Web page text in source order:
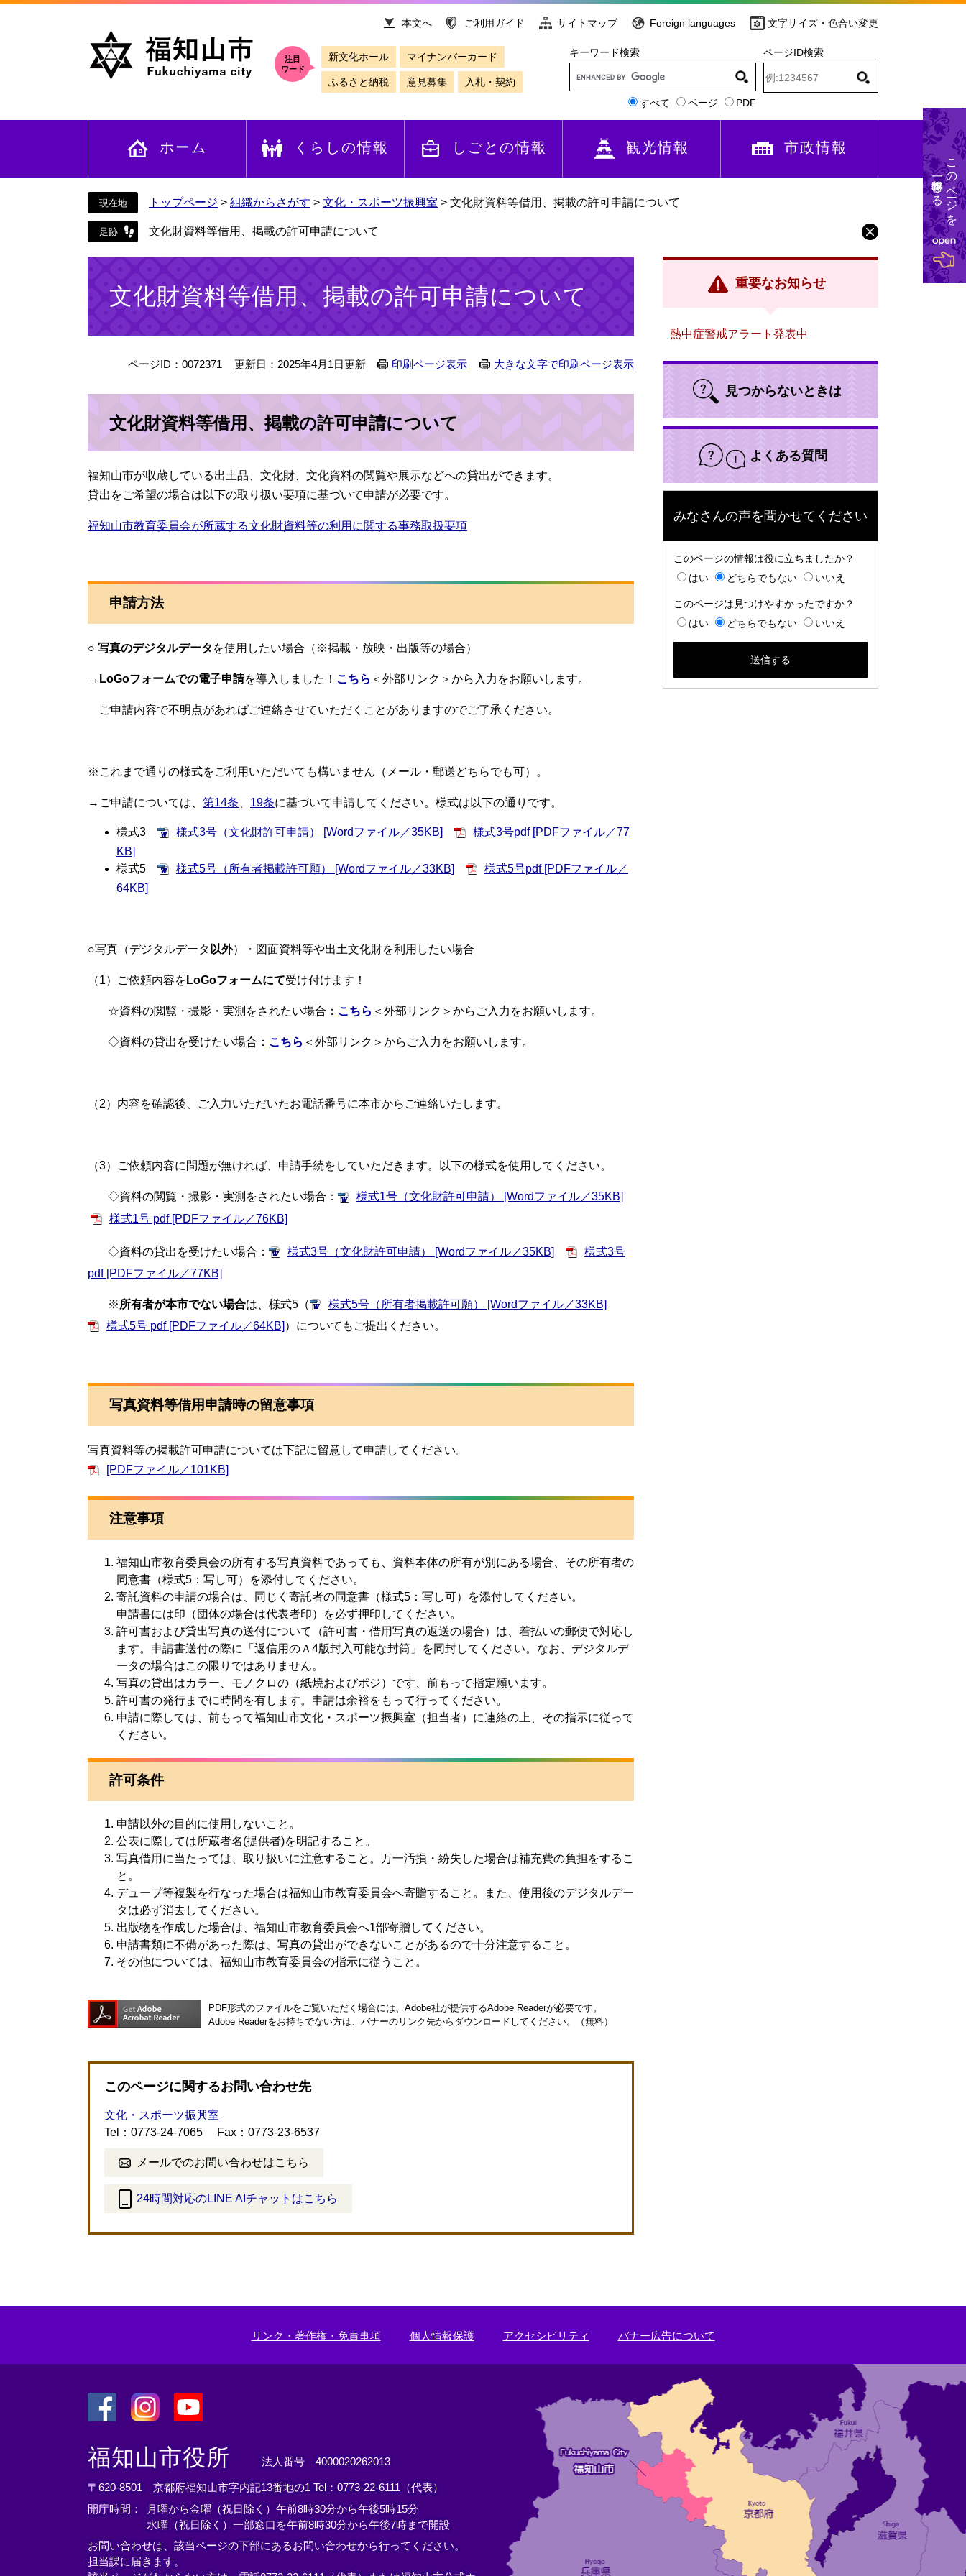
文
本文へ ご利用ガイド サイトマップ Foreign languages 文字サイズ・色合い変更
注目
ワード
新文化ホール マイナンバーカード
ふるさと納税 意見募集 入札・契約
キーワード検索
すべて ページ PDF
ページID検索
ホーム くらしの情報 しごとの情報 観光情報 市政情報
トップページ > 組織からさがす > 文化・スポーツ振興室 > 文化財資料等借用、掲載の許可申請について
文化財資料等借用、掲載の許可申請について
文化財資料等借用、掲載の許可申請について
ページID：0072371 更新日：2025年4月1日更新 印刷ページ表示 大きな文字で印刷ページ表示
文化財資料等借用、掲載の許可申請について
福知山市が収蔵している出土品、文化財、文化資料の閲覧や展示などへの貸出ができます。
貸出をご希望の場合は以下の取り扱い要項に基づいて申請が必要です。
福知山市教育委員会が所蔵する文化財資料等の利用に関する事務取扱要項
申請方法
○ 写真のデジタルデータ を使用したい場合（※掲載・放映・出版等の場合）
→ LoGoフォームでの電子申請を導入しました！ こちら ＜外部リンク＞ から入力をお願いします。
ご申請内容で不明点があればご連絡させていただくことがありますのでご了承ください。
※これまで通りの様式をご利用いただいても構いません（メール・郵送どちらでも可）。
→ご申請については、 第14条 19条に基づいて申請してください。様式は以下の通りです。
様式3 様式3号（文化財許可申請） [Wordファイル／35KB]
様式3号pdf [PDFファイル／77
KB]
様式5
様式5号（所有者掲載許可願） [Wordファイル／33KB]
様式5号pdf [PDFファイル／
64KB]
○写真（デジタルデータ 以外）・図面資料等や出土文化財を利用したい場合
（1）ご依頼内容を LoGoフォームにて受け付けます！
☆資料の閲覧・撮影・実測をされたい場合： こちら ＜外部リンク＞ からご入力をお願いします。
◇資料の貸出を受けたい場合： こちら ＜外部リンク＞ からご入力をお願いします。
（2）内容を確認後、ご入力いただいたお電話番号に本市からご連絡いたします。
（3）ご依頼内容に問題が無ければ、申請手続をしていただきます。以下の様式を使用してください。
◇資料の閲覧・撮影・実測をされたい場合：
様式1号（文化財許可申請） [Wordファイル／35KB]
様式1号 pdf [PDFファイル／76KB]
◇資料の貸出を受けたい場合： 様式3号（文化財許可申請） [Wordファイル／35KB]
様式3号
pdf [PDFファイル／77KB]
※所有者が本市でない場合は、様式5（
様式5号（所有者掲載許可願） [Wordファイル／33KB]
様式5号 pdf [PDFファイル／64KB] ）についてもご提出ください。
写真資料等借用申請時の留意事項
写真資料等の掲載許可申請については下記に留意して申請してください。
[PDFファイル／101KB]
注意事項
福知山市教育委員会の所有する写真資料であっても、資料本体の所有が別にある場合、その所有者の
同意書（様式5：写し可）を添付してください。
寄託資料の申請の場合は、同じく寄託者の同意書（様式5：写し可）を添付してください。
申請書には印（団体の場合は代表者印）を必ず押印してください。
許可書および貸出写真の送付について（許可書・借用写真の返送の場合）は、着払いの郵便で対応し
ます。申請書送付の際に「返信用のＡ4版封入可能な封筒」を同封してください。なお、デジタルデ
ータの場合はこの限りではありません。
写真の貸出はカラー、モノクロの（紙焼およびポジ）です、前もって指定願います。
許可書の発行までに時間を有します。申請は余裕をもって行ってください。
申請に際しては、前もって福知山市文化・スポーツ振興室（担当者）に連絡の上、その指示に従って
ください。
許可条件
申請以外の目的に使用しないこと。
公表に際しては所蔵者名(提供者)を明記すること。
写真借用に当たっては、取り扱いに注意すること。万一汚損・紛失した場合は補充費の負担をするこ
と。
デュープ等複製を行なった場合は福知山市教育委員会へ寄贈すること。また、使用後のデジタルデー
タは必ず消去してください。
出版物を作成した場合は、福知山市教育委員会へ1部寄贈してください。
申請書類に不備があった際は、写真の貸出ができないことがあるので十分注意すること。
その他については、福知山市教育委員会の指示に従うこと。
PDF形式のファイルをご覧いただく場合には、Adobe社が提供するAdobe Readerが必要です。
Adobe Readerをお持ちでない方は、バナーのリンク先からダウンロードしてください。（無料）
このページに関するお問い合わせ先
文化・スポーツ振興室
Tel：0773-24-7065
Fax：0773-23-6537
メールでのお問い合わせはこちら
24時間対応のLINE AIチャットはこちら
外
ク
重要なお知らせ
熱中症警戒アラート発表中
見つからないときは
よくある質問
みなさんの声を聞かせてください
このページの情報は役に立ちましたか？
はい
どちらでもない いいえ
このページは見つけやすかったですか？
はい
どちらでもない いいえ
リンク・著作権・免責事項 個人情報保護 アクセシビリティ バナー広告について
外
部
リ
ン
ク
外
部
リ
ン
ク
外
部
リ
ン
ク
＞
福知山市役所 法人番号 4000020262013
〒620-8501 京都府福知山市字内記13番地の1 Tel：0773-22-6111（代表）
開庁時間： 月曜から金曜（祝日除く）午前8時30分から午後5時15分
水曜（祝日除く）一部窓口を午前8時30分から午後7時まで開設
お問い合わせは、該当ページの下部にあるお問い合わせから行ってください。
担当課に届きます。
このページを
一時保存する